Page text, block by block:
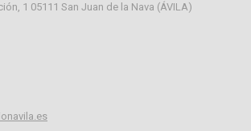
1 05111 San Juan de la Nava (ÁVILA)